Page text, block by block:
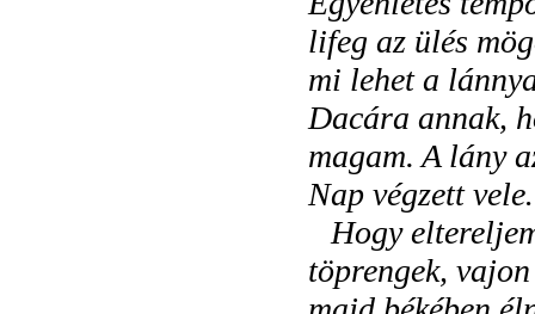
lifeg az ülés
mi lehet a
Dacára annak,
magam. A lány
Nap végzett
Hogy
töprengek,